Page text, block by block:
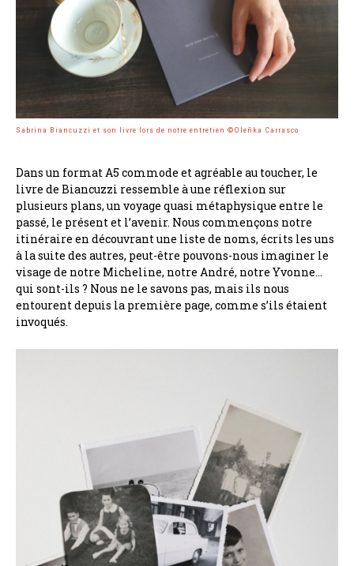
Sabrina Biancuzzi et son livre lors de notre entretien ©Oleñka Carrasco
Dans un format A5 commode et agréable au toucher, le
livre de Biancuzzi ressemble à une réflexion sur
plusieurs plans, un voyage quasi métaphysique entre le
passé, le présent et l’avenir. Nous commençons notre
itinéraire en découvrant une liste de noms, écrits les uns
à la suite des autres, peut-être pouvons-nous imaginer le
visage de notre Micheline, notre André, notre Yvonne…
qui sont-ils ? Nous ne le savons pas, mais ils nous
entourent depuis la première page, comme s’ils étaient
invoqués.